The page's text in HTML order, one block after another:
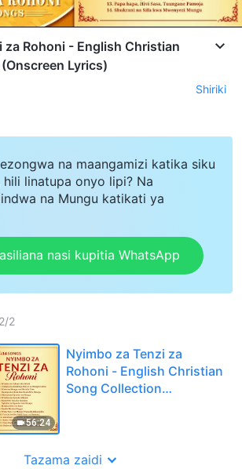
za Rohoni - English Christian
Lyrics)
Shiriki
na maangamizi katika siku
hili linatupa onyo lipi? Na
na Mungu katikati ya
nasi kupitia WhatsApp
2/2
56:24
Nyimbo za Tenzi za
Rohoni - English Christian
Song Collection
Tazama zaidi